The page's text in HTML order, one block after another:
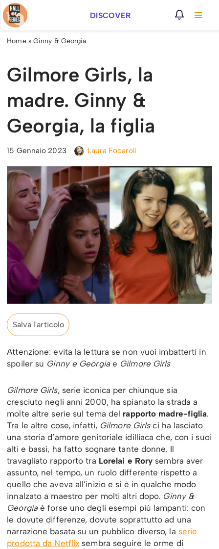
Vai
al
DISCOVER
Home» Ginny & Georgia
Gilmore Girls, la
madre. Ginny &
Georgia, la figlia
15 Gennaio 2023 Laura Focaroli
Salva l'articolo
Attenzione: evita la lettura se non vuoi imbatterti in
spoiler su Ginny e Georgiae Gilmore Girls
Gilmore Girls, serie iconica per chiunque sia
cresciuto negli anni 2000, ha spianato la strada a
molte altre serie sul tema del rapporto madre-figlia.
Tra le altre cose, infatti, Gilmore Girlsci ha lasciato
una storia d’amore genitoriale idilliaca che, con i suoi
alti e bassi, ha fatto sognare tante donne. Il
travagliato rapporto tra Lorelai e Rory sembra aver
assunto, nel tempo, un ruolo differente rispetto a
quello che aveva all’inizio e si è in qualche modo
innalzato a maestro per molti altri dopo. Ginny &
Georgiaè forse uno degli esempi più lampanti: con
le dovute differenze, dovute soprattutto ad una
narrazione basata su un pubblico diverso, la serie
prodotta da Netflix sembra seguire le orme di